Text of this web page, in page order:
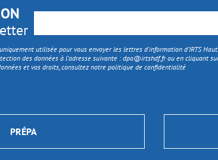
utilisée pour vous envoyer les lettres d'information d’IRTS
des données à l’adresse suivante :dpo@irtshdf.frou en cliquant
et vos droits, consultez notre politique de confidentialité
PRÉPA